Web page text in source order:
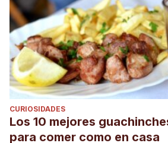
CURIOSIDADES
Los 10 mejores
para comer como en casa